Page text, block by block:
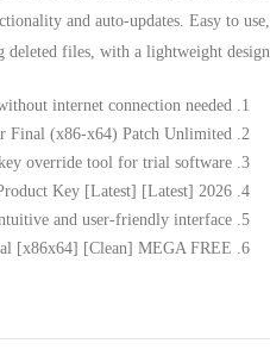
and auto-updates. Easy to use,
files, with a lightweight design.
internet connection needed
Final (x86-x64) Patch Unlimited
override tool for trial software
Key [Latest] [Latest] 2026
and user-friendly interface
[x86x64] [Clean] MEGA FREE